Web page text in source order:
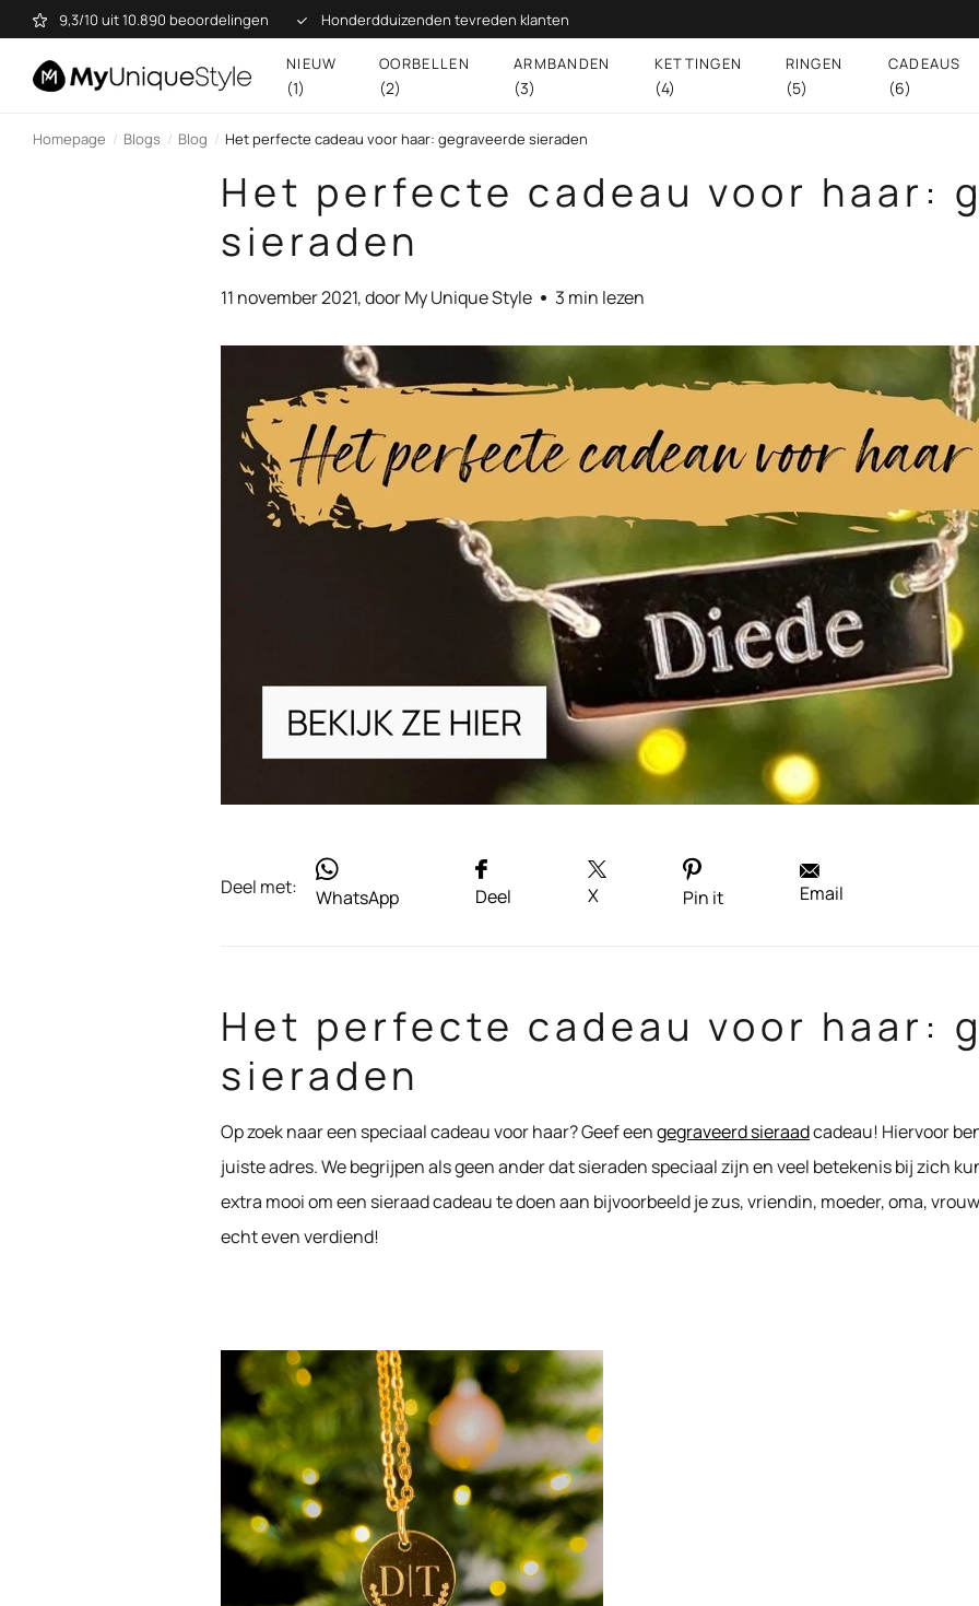
9,3/10 uit 10.890 beoordelingen Honderdduizenden tevreden klanten
NIEUW
(1)
OORBELLEN
(2)
ARMBANDEN
(3)
KETTINGEN
(4)
RINGEN
(5)
CADEAUS
(6)
Homepage Blogs Blog Het perfecte cadeau voor haar: gegraveerde sieraden
Het perfecte cadeau voor haar:
sieraden
11 november 2021, door My Unique Style 3 min lezen
Deel met: WhatsApp Deel X Pin it Email
Het perfecte cadeau voor haar:
sieraden
Op zoek naar een speciaal cadeau voor haar? Geef eengegraveerd sieraadcadeau! Hiervoor
juiste adres. We begrijpen als geen ander dat sieraden speciaal zijn en veel betekenis bij zich
extra mooi om een sieraad cadeau te doen aan bijvoorbeeld je zus, vriendin, moeder, oma,
echt even verdiend!